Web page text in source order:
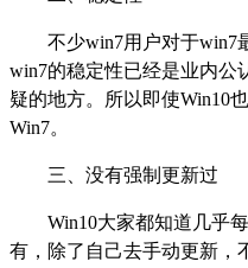
不少win7用户对于win7
win7的稳定性已经是业内公
疑的地方。所以即使Win10
Win7。
三、没有强制更新过
Win10大家都知道几乎
有，除了自己去手动更新，